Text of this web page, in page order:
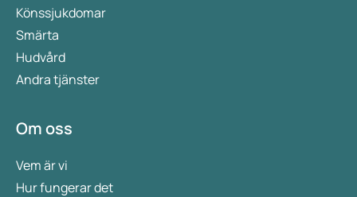
Könssjukdomar
Smärta
Hudvård
Andra tjänster
Om oss
Vem är vi
Hur fungerar det